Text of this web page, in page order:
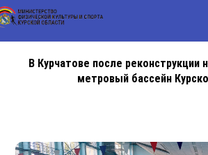
В Курчатове после реконструкции
метровый бассейн